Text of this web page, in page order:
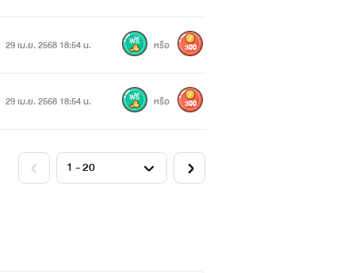
29 เม.ย. 2568 18:54 น. หรือ 300
29 เม.ย. 2568 18:54 น. หรือ 300